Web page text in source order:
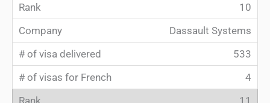
10
Dassault Systems
533
4
11